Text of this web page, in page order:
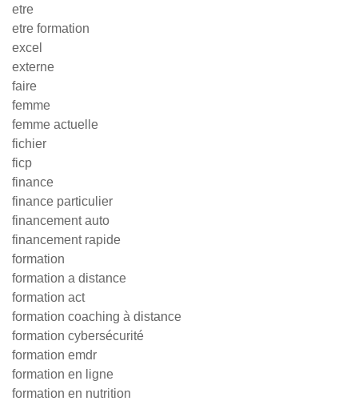
etre
etre formation
excel
externe
faire
femme
femme actuelle
fichier
ficp
finance
finance particulier
financement auto
financement rapide
formation
formation a distance
formation act
formation coaching à distance
formation cybersécurité
formation emdr
formation en ligne
formation en nutrition